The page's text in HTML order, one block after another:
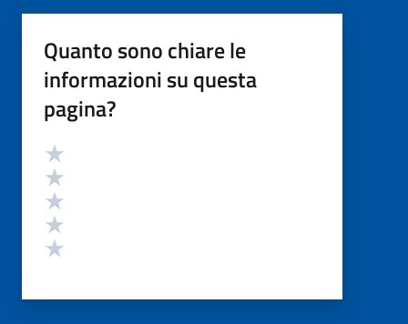
Quanto sono chiare le
informazioni su questa
pagina?
Valutazione